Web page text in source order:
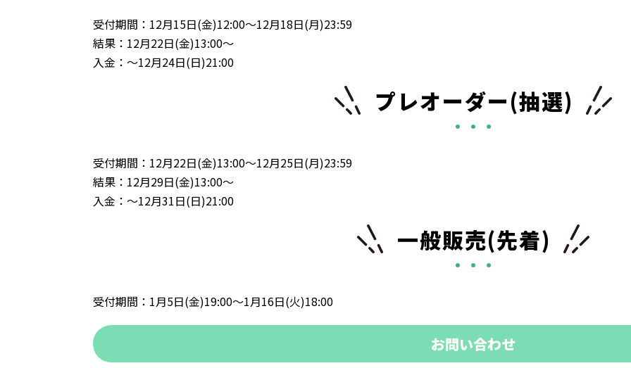
受付期間：12月15日(金)12:00～12月18日(月)23:59
結果：12月22日(金)13:00～
入金：～12月24日(日)21:00
プレオーダー(抽選)
受付期間：12月22日(金)13:00～12月25日(月)23:59
結果：12月29日(金)13:00～
入金：～12月31日(日)21:00
一般販売(先着)
受付期間：1月5日(金)19:00～1月16日(火)18:00
お問い合わせ